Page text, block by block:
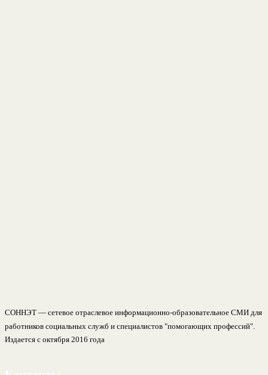
СОННЭТ — сетевое отраслевое информационно-образовательное СМИ для
работников социальных служб и специалистов "помогающих профессий".
Издается с октября 2016 года